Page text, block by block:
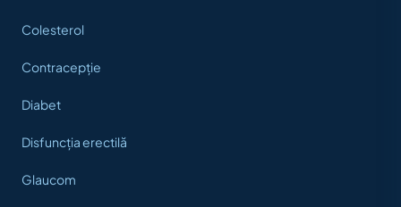
Colesterol
Contracepție
Diabet
Disfuncția erectilă
Glaucom